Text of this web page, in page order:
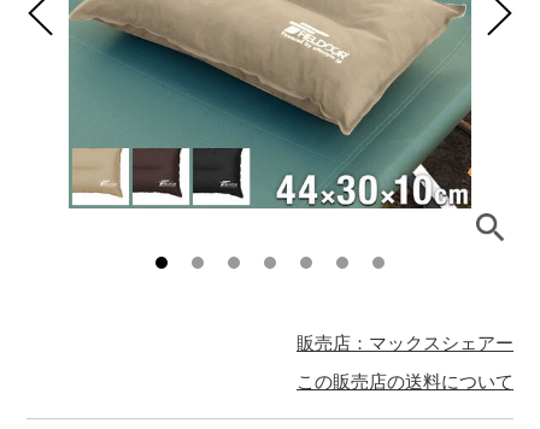
販売店：マックスシェアー
この販売店の送料について